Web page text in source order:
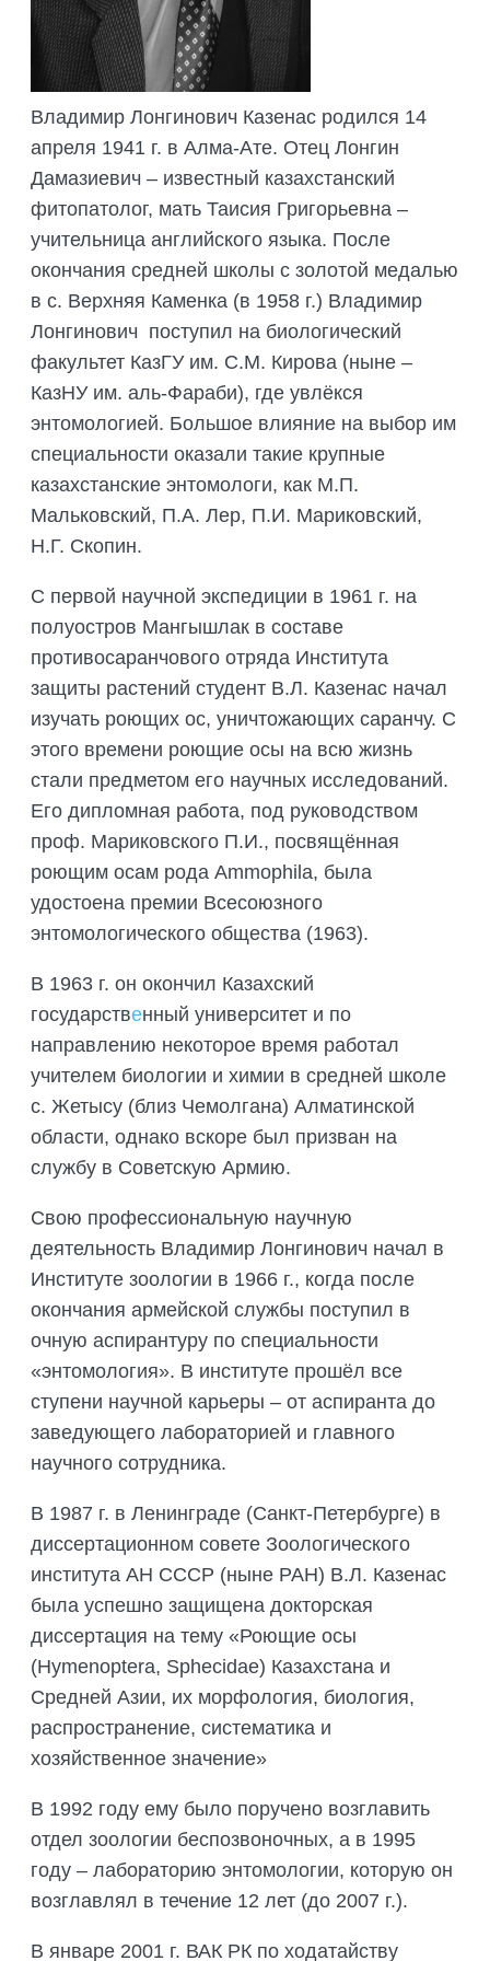
ОБОСНОВАНИЙ
ОРГАНИЗАЦИЯ ТРЕНИНГОВ И
СЕМИНАРОВ, ПОЛЕВЫХ ЭКСКУРСИЙ
ОРГАНИЗАЦИЯ ПОЛЕВЫХ ПРАКТИК,
СТАЖИРОВОК
СОВМЕСТНО С НАУЧНЫМ
ОБЩЕСТВОМ ТЕТИС
СЕЛЕВИНИЯ
SAIGA NEWS
Владимир Лонгинович Казенас родился 14
апреля 1941 г. в Алма-Ате. Отец Лонгин
Дамазиевич – известный казахстанский
фитопатолог, мать Таисия Григорьевна –
учительница английского языка. После
окончания средней школы с золотой медалью
в с. Верхняя Каменка (в 1958 г.) Владимир
Лонгинович поступил на биологический
факультет КазГУ им. С.М. Кирова (ныне –
КазНУ им. аль-Фараби), где увлёкся
энтомологией. Большое влияние на выбор им
специальности оказали такие крупные
казахстанские энтомологи, как М.П.
Мальковский, П.А. Лер, П.И. Мариковский,
Н.Г. Скопин.
С первой научной экспедиции в 1961 г. на
полуостров Мангышлак в составе
противосаранчового отряда Института
защиты растений студент В.Л. Казенас начал
изучать роющих ос, уничтожающих саранчу. С
этого времени роющие осы на всю жизнь
стали предметом его научных исследований.
Его дипломная работа, под руководством
проф. Мариковского П.И., посвящённая
роющим осам рода Ammophila, была
удостоена премии Всесоюзного
энтомологического общества (1963).
В 1963 г. он окончил Казахский
государственный университет и по
направлению некоторое время работал
учителем биологии и химии в средней школе
с. Жетысу (близ Чемолгана) Алматинской
области, однако вскоре был призван на
службу в Советскую Армию.
Свою профессиональную научную
деятельность Владимир Лонгинович начал в
Институте зоологии в 1966 г., когда после
окончания армейской службы поступил в
очную аспирантуру по специальности
«энтомология». В институте прошёл все
ступени научной карьеры – от аспиранта до
заведующего лабораторией и главного
научного сотрудника.
В 1987 г. в Ленинграде (Санкт-Петербурге) в
диссертационном совете Зоологического
института АН СССР (ныне РАН) В.Л. Казенас
была успешно защищена докторская
диссертация на тему «Роющие осы
(Hymenoptera, Sphecidae) Казахстана и
Средней Азии, их морфология, биология,
распространение, систематика и
хозяйственное значение»
В 1992 году ему было поручено возглавить
отдел зоологии беспозвоночных, а в 1995
году – лабораторию энтомологии, которую он
возглавлял в течение 12 лет (до 2007 г.).
В январе 2001 г. ВАК РК по ходатайству